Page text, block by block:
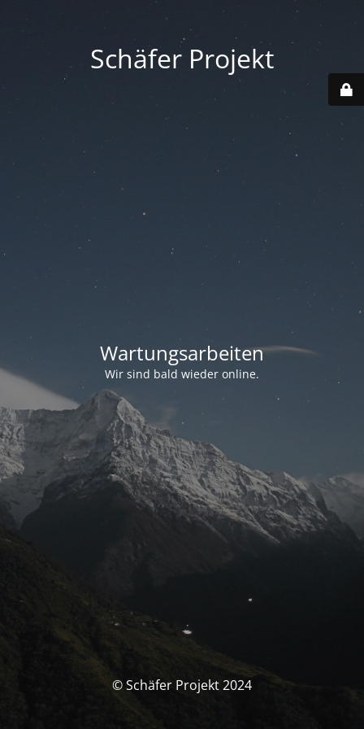
Schäfer Projekt
Wartungsarbeiten
Wir sind bald wieder online.
© Schäfer Projekt 2024